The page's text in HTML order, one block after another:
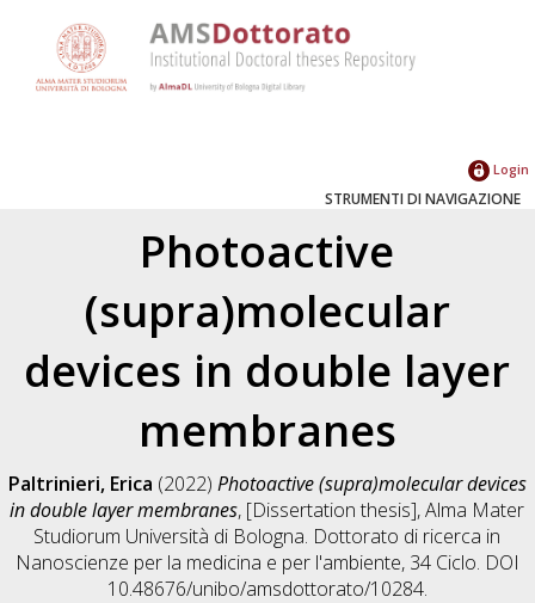
Login
STRUMENTI DI NAVIGAZIONE
Photoactive
(supra)molecular
devices in double layer
membranes
Paltrinieri, Erica (2022) Photoactive (supra)molecular devices
in double layer membranes, [Dissertation thesis], Alma Mater
Studiorum Università di Bologna. Dottorato di ricerca in
Nanoscienze per la medicina e per l'ambiente, 34 Ciclo. DOI
10.48676/unibo/amsdottorato/10284.